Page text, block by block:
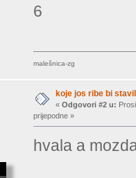
6
malešnica-zg
koje jos ribe bi
« Odgovori #2 u:
prijepodne »
hvala a